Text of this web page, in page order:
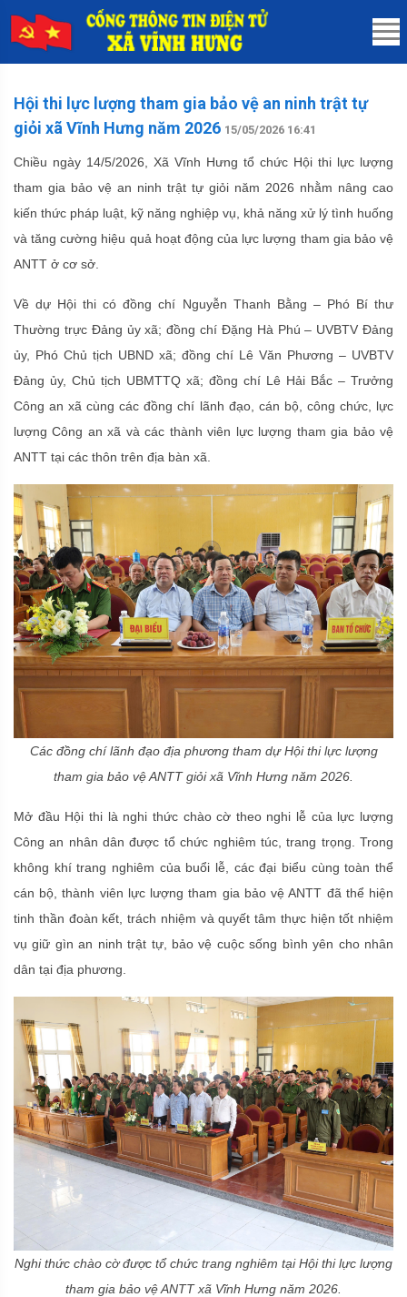
Hội thi lực lượng tham gia bảo vệ an ninh trật tự
giỏi xã Vĩnh Hưng năm 2026 15/05/2026 16:41
Chiều ngày 14/5/2026, Xã Vĩnh Hưng tổ chức Hội thi lực lượng
tham gia bảo vệ an ninh trật tự giỏi năm 2026 nhằm nâng cao
kiến thức pháp luật, kỹ năng nghiệp vụ, khả năng xử lý tình huống
và tăng cường hiệu quả hoạt động của lực lượng tham gia bảo vệ
ANTT ở cơ sở.
Về dự Hội thi có đồng chí Nguyễn Thanh Bằng – Phó Bí thư
Thường trực Đảng ủy xã; đồng chí Đặng Hà Phú – UVBTV Đảng
ủy, Phó Chủ tịch UBND xã; đồng chí Lê Văn Phương – UVBTV
Đảng ủy, Chủ tịch UBMTTQ xã; đồng chí Lê Hải Bắc – Trưởng
Công an xã cùng các đồng chí lãnh đạo, cán bộ, công chức, lực
lượng Công an xã và các thành viên lực lượng tham gia bảo vệ
ANTT tại các thôn trên địa bàn xã.
Các đồng chí lãnh đạo địa phương tham dự Hội thi lực lượng
tham gia bảo vệ ANTT giỏi xã Vĩnh Hưng năm 2026.
Mở đầu Hội thi là nghi thức chào cờ theo nghi lễ của lực lượng
Công an nhân dân được tổ chức nghiêm túc, trang trọng. Trong
không khí trang nghiêm của buổi lễ, các đại biểu cùng toàn thể
cán bộ, thành viên lực lượng tham gia bảo vệ ANTT đã thể hiện
tinh thần đoàn kết, trách nhiệm và quyết tâm thực hiện tốt nhiệm
vụ giữ gìn an ninh trật tự, bảo vệ cuộc sống bình yên cho nhân
dân tại địa phương.
Nghi thức chào cờ được tổ chức trang nghiêm tại Hội thi lực lượng
tham gia bảo vệ ANTT xã Vĩnh Hưng năm 2026.